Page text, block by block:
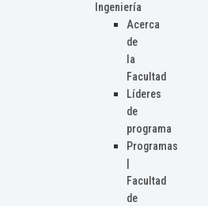
Ingeniería
Acerca
de
la
Facultad
Líderes
de
programa
Programas
Facultad
de